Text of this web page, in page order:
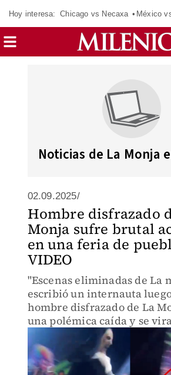
Hoy interesa: Chicago vs Necaxa México
Noticias de La Monja
02.09.2025/
Hombre disfrazado
Monja sufre brutal
en una feria de
VIDEO
"Escenas eliminadas de La
escribió un internauta
hombre disfrazado de La
una polémica caída y se